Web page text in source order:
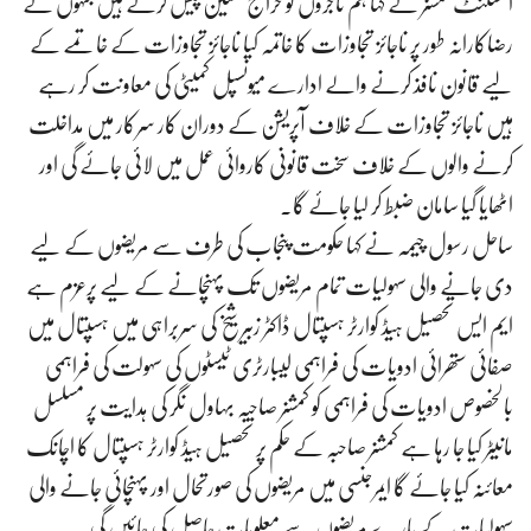
اسسٹنٹ کمشنر نے کہا ہم تاجروں کو خراج تحسین پیش کرتے ہیں جنہوں نے
رضاکارانہ طور پر ناجائز تجاوزات کا خاتمہ کیا ناجائز تجاوزات کے خاتمے کے
لیے قانون نافذ کرنے والے ادارے میونسپل کمیٹی کی معاونت کر رہے
ہیں ناجائز تجاوزات کے خلاف آپریشن کے دوران کار سرکار میں مداخلت
کرنے والوں کے خلاف سخت قانونی کاروائی عمل میں لائی جائے گی اور
اٹھایا گیا سامان ضبط کر لیا جائے گا۔
ساحل رسول چیمہ نے کہا حکومت پنجاب کی طرف سے مریضوں کے لیے
دی جانے والی سہولیات تمام مریضوں تک پہنچانے کے لیے پرعزم ہے
ایم ایس تحصیل ہیڈ کوارٹر ہسپتال ڈاکٹر زبیر شیخ کی سربراہی میں ہسپتال میں
صفائی ستھرائی ادویات کی فراہمی لیبارٹری ٹیسٹوں کی سہولت کی فراہمی
بالخصوص ادویات کی فراہمی کو کمشنر صاحبہ بہاول نگر کی ہدایت پر مسلسل
مانیٹر کیا جا رہا ہے کمشنر صاحبہ کے حکم پر تحصیل ہیڈ کوارٹر ہسپتال کا اچانک
معائنہ کیا جائے گا ایمرجنسی میں مریضوں کی صورتحال اور پہنچائی جانے والی